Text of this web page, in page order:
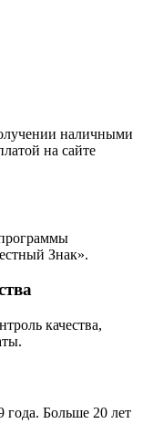
наличными
на сайте
Знак».
качества,
года. Больше 20 лет